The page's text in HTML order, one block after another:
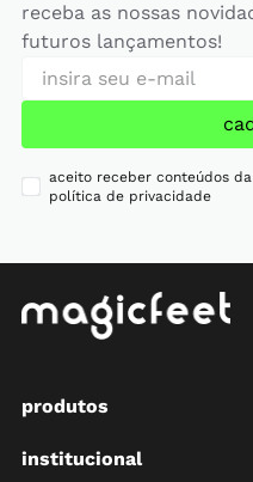
receba as nossas
futuros lançamentos!
aceito receber conteúdos
política de privacidade
produtos
institucional